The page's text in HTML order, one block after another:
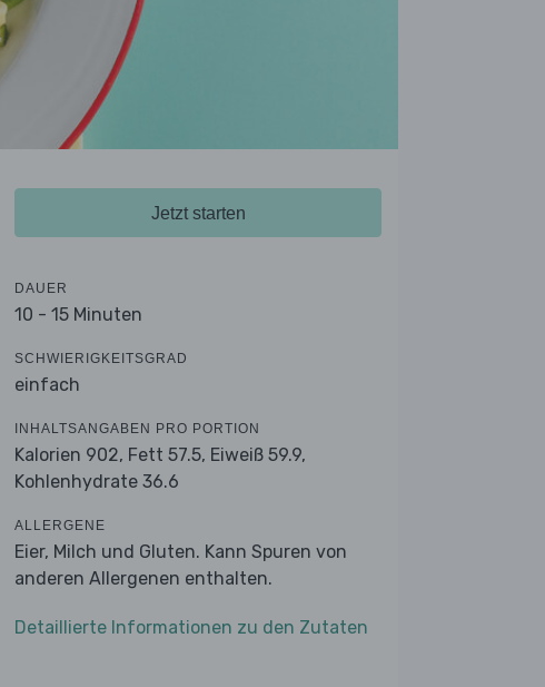
Jetzt starten
DAUER
10 - 15 Minuten
SCHWIERIGKEITSGRAD
einfach
INHALTSANGABEN PRO PORTION
Kalorien 902, Fett 57.5, Eiweiß 59.9,
Kohlenhydrate 36.6
ALLERGENE
Eier, Milch und Gluten. Kann Spuren von
anderen Allergenen enthalten.
Detaillierte Informationen zu den Zutaten